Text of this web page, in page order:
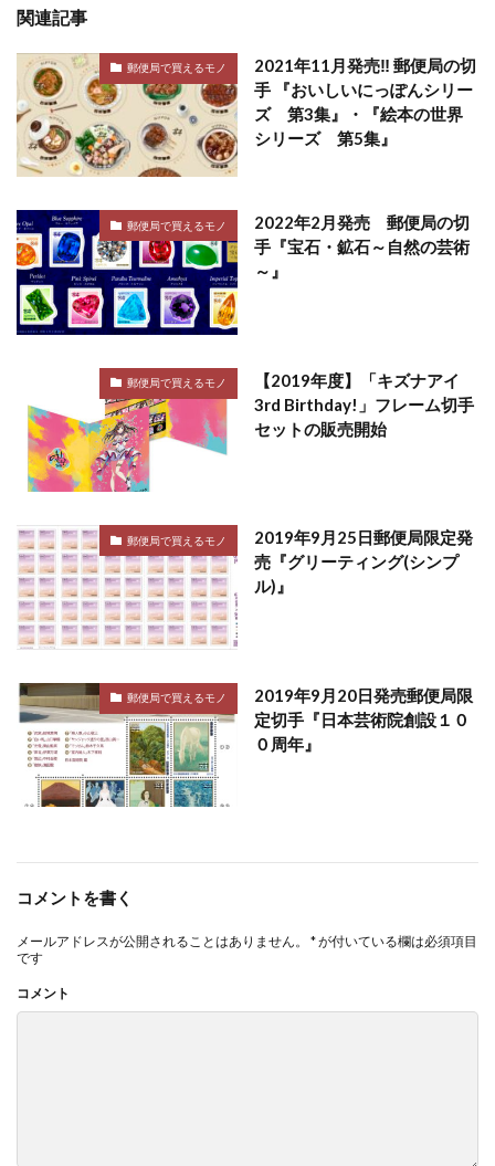
関連記事
郵便局で買えるモノ
2021年11月発売‼ 郵便局の切
手 『おいしいにっぽんシリー
ズ 第3集』・『絵本の世界
シリーズ 第5集』
郵便局で買えるモノ
2022年2月発売 郵便局の切
手『宝石・鉱石～自然の芸術
～』
郵便局で買えるモノ
【2019年度】「キズナアイ
3rd Birthday!」フレーム切手
セットの販売開始
郵便局で買えるモノ
2019年9月25日郵便局限定発
売『グリーティング(シンプ
ル)』
郵便局で買えるモノ
2019年9月20日発売郵便局限
定切手『日本芸術院創設１０
０周年』
コメントを書く
メールアドレスが公開されることはありません。 *が付いている欄は必須項目
です
コメント